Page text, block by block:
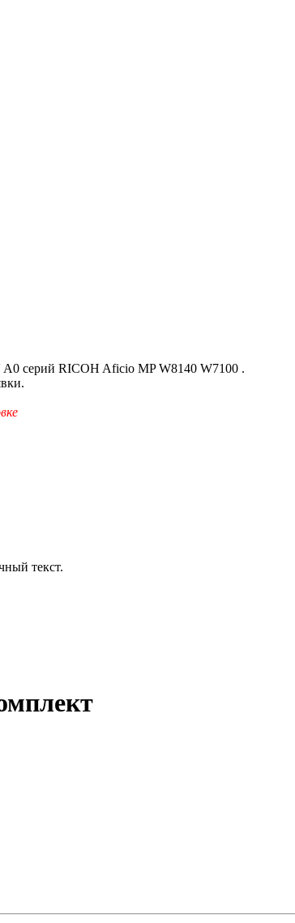
серий RICOH Aficio MP W8140 W7100 .
текст.